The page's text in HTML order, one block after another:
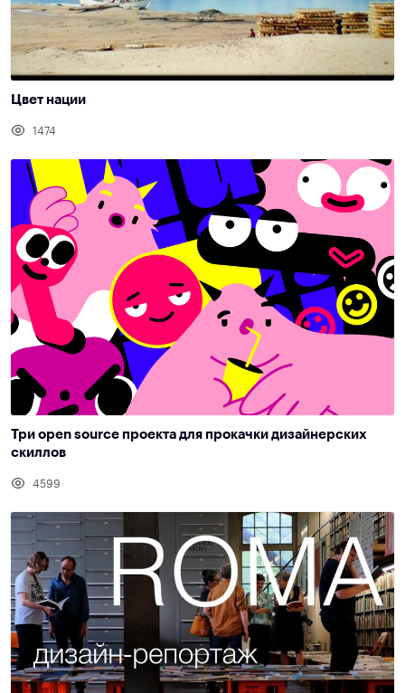
Цвет нации
1474
Три open source проекта для прокачки дизайнерских
скиллов
4599